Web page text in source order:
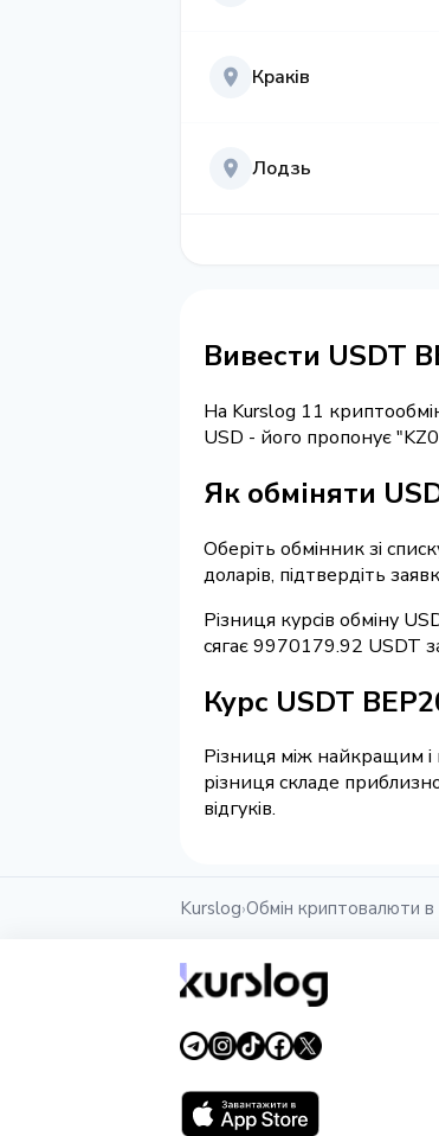
Краків
Лодзь
Вивести USDT
На Kurslog 11
USD - його пропонує
Як обміняти
Оберіть обмінник зі
доларів, підтвердіть
Різниця курсів обміну
сягає 9970179.92 USDT
Курс USDT
Різниця між найкращим
різниця складе
відгуків.
Kurslog›Обмін криптовалюти